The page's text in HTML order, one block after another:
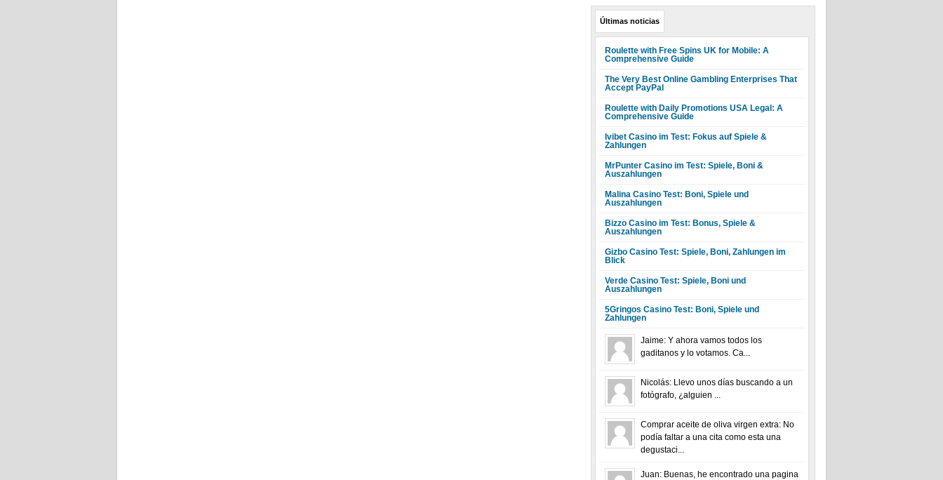
Últimas noticias
Roulette with Free Spins UK for Mobile: A
Comprehensive Guide
The Very Best Online Gambling Enterprises That
Accept PayPal
Roulette with Daily Promotions USA Legal: A
Comprehensive Guide
Ivibet Casino im Test: Fokus auf Spiele &
Zahlungen
MrPunter Casino im Test: Spiele, Boni &
Auszahlungen
Malina Casino Test: Boni, Spiele und
Auszahlungen
Bizzo Casino im Test: Bonus, Spiele &
Auszahlungen
Gizbo Casino Test: Spiele, Boni, Zahlungen im
Blick
Verde Casino Test: Spiele, Boni und
Auszahlungen
5Gringos Casino Test: Boni, Spiele und
Zahlungen
Jaime: Y ahora vamos todos los
gaditanos y lo votamos. Ca...
Nicolás: Llevo unos días buscando a un
fotógrafo, ¿alguien ...
Comprar aceite de oliva virgen extra: No
podía faltar a una cita como esta una
degustaci...
Juan: Buenas, he encontrado una pagina